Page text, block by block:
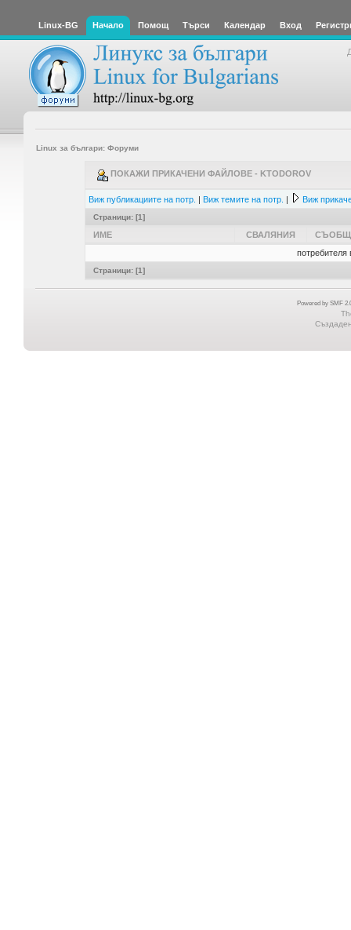
Linux-BG Начало Помощ Търси Календар Вход
Linux за българи: Форуми
ПОКАЖИ ПРИКАЧЕНИ ФАЙЛОВЕ - KTODOROV
Виж публикациите на потр. | Виж темите на потр. | Виж
Страници: [1]
ИМЕ СВАЛЯНИЯ
Страници: [1]
Powered by SMF